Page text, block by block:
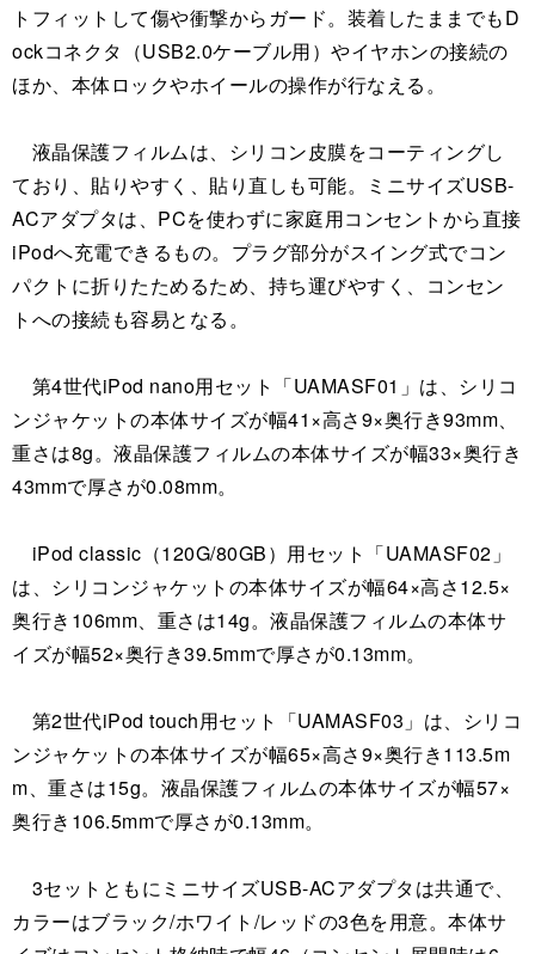
トフィットして傷や衝撃からガード。装着したままでもD
ockコネクタ（USB2.0ケーブル用）やイヤホンの接続の
ほか、本体ロックやホイールの操作が行なえる。
液晶保護フィルムは、シリコン皮膜をコーティングし
ており、貼りやすく、貼り直しも可能。ミニサイズUSB-
ACアダプタは、PCを使わずに家庭用コンセントから直接
iPodへ充電できるもの。プラグ部分がスイング式でコン
パクトに折りたためるため、持ち運びやすく、コンセン
トへの接続も容易となる。
第4世代iPod nano用セット「UAMASF01」は、シリコ
ンジャケットの本体サイズが幅41×高さ9×奥行き93mm、
重さは8g。液晶保護フィルムの本体サイズが幅33×奥行き
43mmで厚さが0.08mm。
iPod classic（120G/80GB）用セット「UAMASF02」
は、シリコンジャケットの本体サイズが幅64×高さ12.5×
奥行き106mm、重さは14g。液晶保護フィルムの本体サ
イズが幅52×奥行き39.5mmで厚さが0.13mm。
第2世代iPod touch用セット「UAMASF03」は、シリコ
ンジャケットの本体サイズが幅65×高さ9×奥行き113.5m
m、重さは15g。液晶保護フィルムの本体サイズが幅57×
奥行き106.5mmで厚さが0.13mm。
3セットともにミニサイズUSB-ACアダプタは共通で、
カラーはブラック/ホワイト/レッドの3色を用意。本体サ